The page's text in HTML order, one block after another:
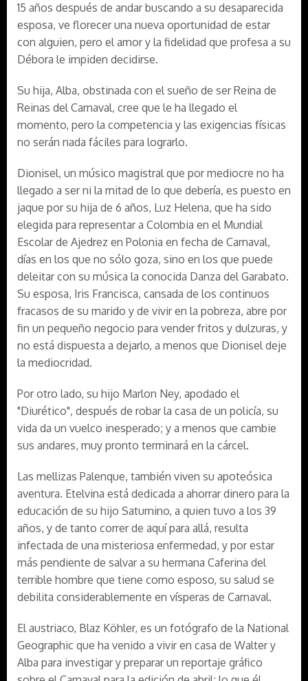
15 años después de andar buscando a su desaparecida
esposa, ve florecer una nueva oportunidad de estar
con alguien, pero el amor y la fidelidad que profesa a su
Débora le impiden decidirse.
Su hija, Alba, obstinada con el sueño de ser Reina de
Reinas del Carnaval, cree que le ha llegado el
momento, pero la competencia y las exigencias físicas
no serán nada fáciles para lograrlo.
Dionisel, un músico magistral que por mediocre no ha
llegado a ser ni la mitad de lo que debería, es puesto en
jaque por su hija de 6 años, Luz Helena, que ha sido
elegida para representar a Colombia en el Mundial
Escolar de Ajedrez en Polonia en fecha de Carnaval,
días en los que no sólo goza, sino en los que puede
deleitar con su música la conocida Danza del Garabato.
Su esposa, Iris Francisca, cansada de los continuos
fracasos de su marido y de vivir en la pobreza, abre por
fin un pequeño negocio para vender fritos y dulzuras, y
no está dispuesta a dejarlo, a menos que Dionisel deje
la mediocridad.
Por otro lado, su hijo Marlon Ney, apodado el
"Diurético", después de robar la casa de un policía, su
vida da un vuelco inesperado; y a menos que cambie
sus andares, muy pronto terminará en la cárcel.
Las mellizas Palenque, también viven su apoteósica
aventura. Etelvina está dedicada a ahorrar dinero para la
educación de su hijo Saturnino, a quien tuvo a los 39
años, y de tanto correr de aquí para allá, resulta
infectada de una misteriosa enfermedad, y por estar
más pendiente de salvar a su hermana Caferina del
terrible hombre que tiene como esposo, su salud se
debilita considerablemente en vísperas de Carnaval.
El austriaco, Blaz Köhler, es un fotógrafo de la National
Geographic que ha venido a vivir en casa de Walter y
Alba para investigar y preparar un reportaje gráfico